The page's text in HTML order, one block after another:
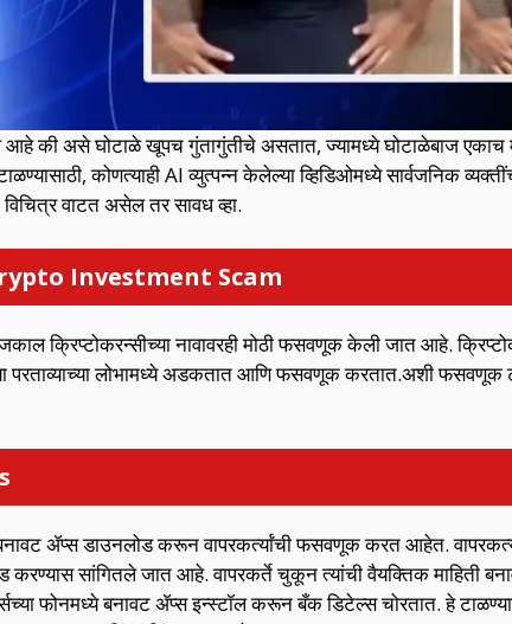
की असे घोटाळे खूपच गुंतागुंतीचे असतात, ज्यामध्ये घोटाळेबाज
कोणत्याही AI व्युत्पन्न केलेल्या व्हिडिओमध्ये सार्वजनिक
विचित्र वाटत असेल तर सावध व्हा.
Crypto Investment Scam
क्रिप्टोकरन्सीच्या नावावरही मोठी फसवणूक केली जात आहे.
परताव्याच्या लोभामध्ये अडकतात आणि फसवणूक करतात.अशी फसवणूक
ॲप्स डाउनलोड करून वापरकर्त्यांची फसवणूक करत आहेत.
करण्यास सांगितले जात आहे. वापरकर्ते चुकून त्यांची वैयक्तिक माहिती
फोनमध्ये बनावट ॲप्स इन्स्टॉल करून बँक डिटेल्स चोरतात. हे